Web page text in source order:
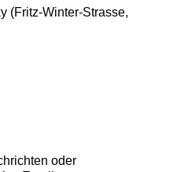
(Fritz-Winter-Strasse,
oder